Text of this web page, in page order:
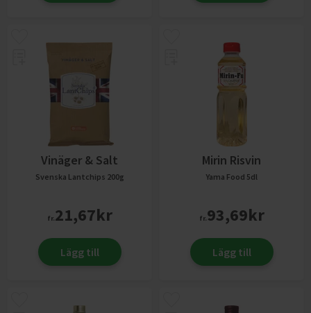
Vinäger & Salt
Svenska Lantchips 200g
fr.21,67kr
Lägg till
Mirin Risvin
Yama Food 5dl
fr.93,69kr
Lägg till